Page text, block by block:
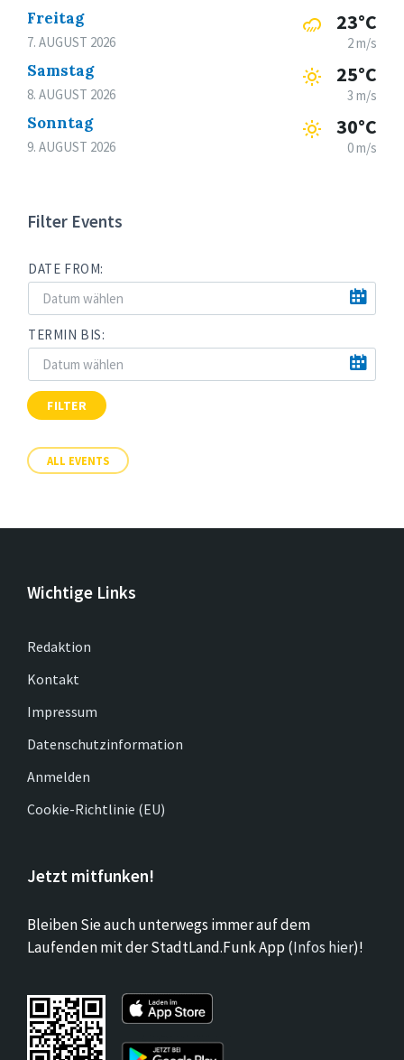
Freitag
7. AUGUST 2026
23°C
2 m/s
Samstag
8. AUGUST 2026
25°C
3 m/s
Sonntag
9. AUGUST 2026
30°C
0 m/s
Filter Events
DATE FROM:
TERMIN BIS:
FILTER
ALL EVENTS
Wichtige Links
Redaktion
Kontakt
Impressum
Datenschutzinformation
Anmelden
Cookie-Richtlinie (EU)
Jetzt mitfunken!
Bleiben Sie auch unterwegs immer auf dem
Laufenden mit der StadtLand.Funk App (Infos hier)!